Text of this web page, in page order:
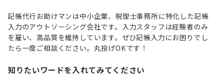
記帳代行お助けマンは中小企業、税理士事務所に特化した記帳
入力のアウトソーシング会社です。入力スタッフは経験者のみ
を雇い、高品質を維持しています。ぜひ記帳入力にお困りでし
たら一度ご相談ください。丸投げOKです！
知りたいワードを入れてみてください